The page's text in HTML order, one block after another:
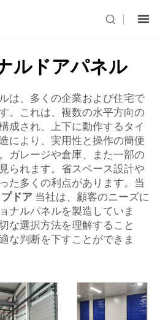
ルドアパネル
は、多くの企業および住宅で
。これは、複数の水平方向の
成され、上下に動作するタイ
により、実用性と操作の簡便
ガレージや倉庫、また一部の
られます。省スペース設計や
た多くの利点があります。当
ドア 当社は、顧客のニーズに
ナルパネルを製造していま
な選択方法を理解すること
な判断を下すことができま